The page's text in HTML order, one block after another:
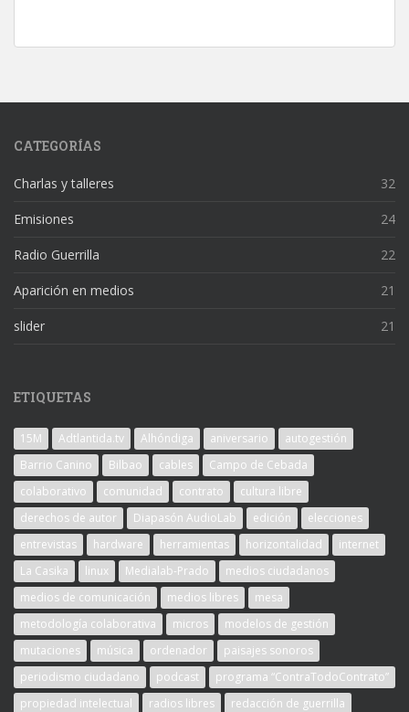
CATEGORÍAS
Charlas y talleres 32
Emisiones 24
Radio Guerrilla 22
Aparición en medios 21
slider 21
ETIQUETAS
15M Adtlantida.tv Alhóndiga aniversario
autogestión
Barrio Canino
Bilbao cables
Campo de Cebada
colaborativo
comunidad contrato
cultura libre
derechos de autor
Diapasón AudioLab edición
elecciones
entrevistas
hardware herramientas horizontalidad
internet
La Casika
linux Medialab-Prado
medios ciudadanos
medios de comunicación
medios libres
mesa
metodología colaborativa
micros
modelos de gestión
mutaciones
música ordenador
paisajes sonoros
periodismo ciudadano
podcast
programa “ContraTodoContrato”
propiedad intelectual
radios libres
redacción de guerrilla